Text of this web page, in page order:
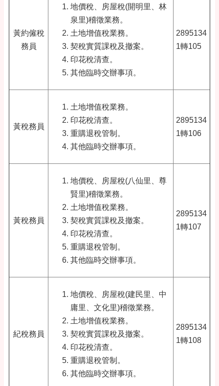
黃約僱稅
務員
地價稅、房屋稅(開明里、林
泉里)稽徵業務。
土地增值稅業務。
契稅實質課稅及撤案。
印花稅清查。
其他臨時交辦事項。
2895134
1轉105
黃稅務員
土地增值稅業務。
印花稅清查。
重購退稅管制。
其他臨時交辦事項。
2895134
1轉106
黃稅務員
地價稅、房屋稅(八仙里、尊
賢里)稽徵業務。
土地增值稅業務。
契稅實質課稅及撤案。
印花稅清查。
重購退稅管制。
其他臨時交辦事項。
2895134
1轉107
紀稅務員
地價稅、房屋稅(建民里、中
庸里、文化里)稽徵業務。
土地增值稅業務。
契稅實質課稅及撤案。
印花稅清查。
重購退稅管制。
其他臨時交辦事項。
2895134
1轉108